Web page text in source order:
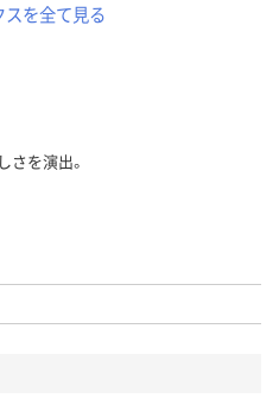
を全て見る
を演出。